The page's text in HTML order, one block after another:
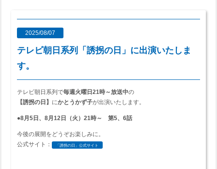
2025/08/07
テレビ朝日系列「誘拐の日」に出演いたしま
す。
テレビ朝日系列で毎週火曜日21時～放送中の
【誘拐の日】 にかとうかず子が出演いたします。
●8月5日、8月12日（火）21時～ 第5、6話
今後の展開をどうぞお楽しみに。
公式サイト：
「誘拐の日」公式サイト